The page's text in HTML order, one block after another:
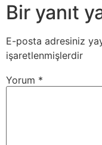
Bir yanıt
E-posta adresiniz
işaretlenmişlerdir
Yorum *